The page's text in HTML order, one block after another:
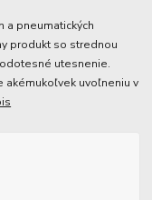
a pneumatických
produkt so strednou
utesnenie.
akémukoľvek uvoľneniu v